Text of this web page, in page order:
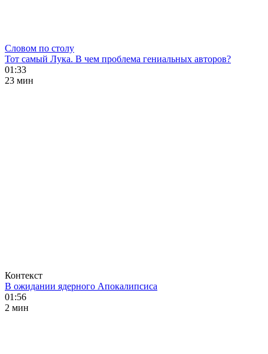
Словом по столу
Тот самый Лука. В чем проблема гениальных авторов?
01:33
23 мин
Контекст
В ожидании ядерного Апокалипсиса
01:56
2 мин